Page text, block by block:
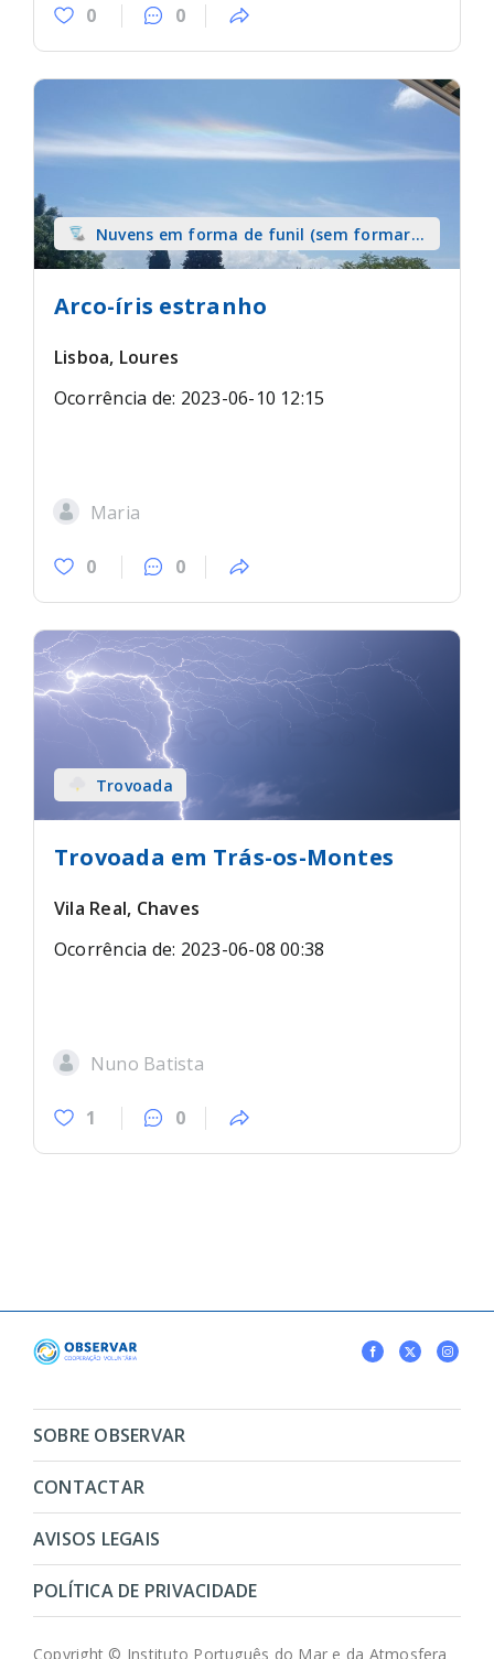
0 0
Nuvens em forma de funil (sem formar
tromba) sobre terra
Arco-íris estranho
Lisboa, Loures
Ocorrência de: 2023-06-10 12:15
Maria
0 0
Trovoada
Trovoada em Trás-os-Montes
Vila Real, Chaves
Ocorrência de: 2023-06-08 00:38
Nuno Batista
1 0
SOBRE OBSERVAR
CONTACTAR
AVISOS LEGAIS
POLÍTICA DE PRIVACIDADE
Copyright © Instituto Português do Mar e da Atmosfera